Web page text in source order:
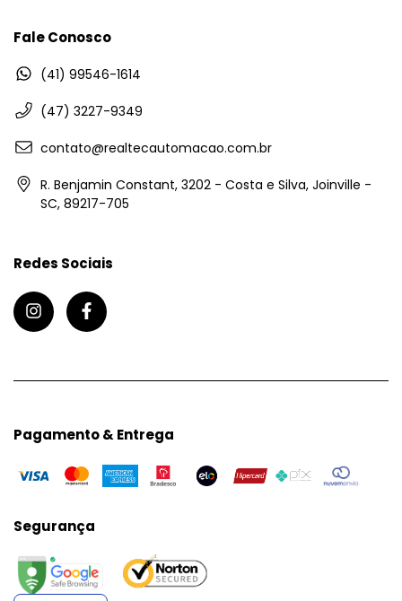
Fale Conosco
(41) 99546-1614
(47) 3227-9349
contato@realtecautomacao.com.br
R. Benjamin Constant, 3202 - Costa e Silva, Joinville -
SC, 89217-705
Redes Sociais
Pagamento & Entrega
Segurança